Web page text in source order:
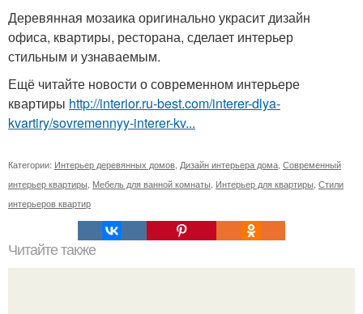
Деревянная мозаика оригинально украсит дизайн
офиса, квартиры, ресторана, сделает интерьер
стильным и узнаваемым.
Ещё читайте новости о современном интерьере
квартиры http://interior.ru-best.com/interer-dlya-
kvartiry/sovremennyy-interer-kv...
Категории: Интерьер деревянных домов Дизайн интерьера дома Современный
интерьер квартиры Мебель для ванной комнаты Интерьер для квартиры Стили
интерьеров квартир
Читайте также